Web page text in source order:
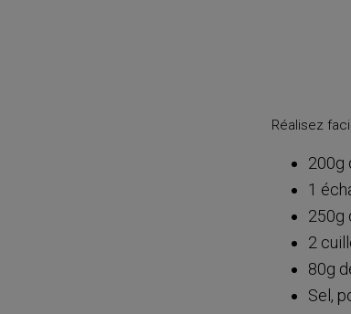
Réalisez
200g
1
250g
2
80g
Sel,